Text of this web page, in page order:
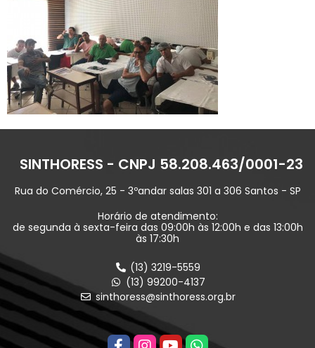
SINTHORESS - CNPJ 58.208.463/0001-23
Rua do Comércio, 25 - 3ºandar salas 301 a 306 Santos - SP
Horário de atendimento:
de segunda à sexta-feira das 09:00h às 12:00h e das 13:00h
às 17:30h
(13) 3219-5559
(13) 99200-4137
sinthoress@sinthoress.org.br